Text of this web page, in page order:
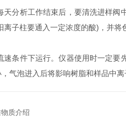
析工作结束后，要清洗进样阀
子柱要通入一定浓度的酸)，并将
件下运行。仪器使用时一定要
气泡进入后将影响树脂和样品中
质介绍